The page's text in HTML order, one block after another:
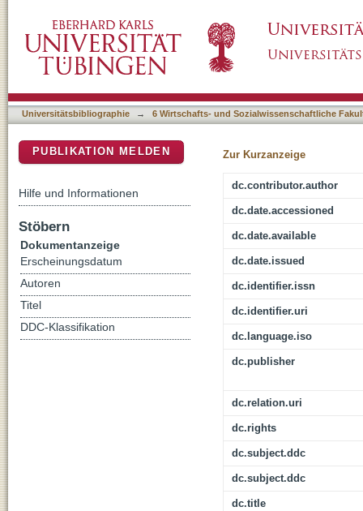
Universitätsbibliographie → 6 Wirtschafts- und Sozialwissenschaftliche
Zur Kurzanzeige
dc.contributor.author
dc.date.accessioned
dc.date.available
dc.date.issued
dc.identifier.issn
dc.identifier.uri
dc.language.iso
dc.publisher
dc.relation.uri
dc.rights
dc.subject.ddc
dc.subject.ddc
dc.title
PUBLIKATION MELDEN
Hilfe und Informationen
Stöbern
Dokumentanzeige
Erscheinungsdatum
Autoren
Titel
DDC-Klassifikation